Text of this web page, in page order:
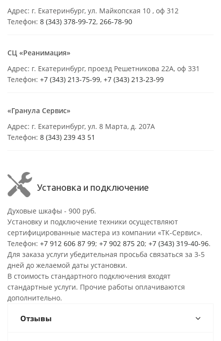
Адрес: г. Екатеринбург, ул. Майкопская 10 , оф 312
Телефон: 8 (343) 378-99-72, 266-78-90
СЦ «Реанимация»
Адрес: г. Екатеринбург, проезд Решетникова 22А, оф 331
Телефон: +7 (343) 213-75-99, +7 (343) 213-23-99
«Гранула Сервис»
Адрес: г. Екатеринбург, ул. 8 Марта, д. 207А
Телефон: 8 (343) 239 43 51
Установка и подключение
Духовые шкафы - 900 руб.
Установку и подключение техники осуществляют
сертифицированные мастера из компании «ТК-Сервис».
Телефон: +7 912 606 87 99; +7 902 875 20; +7 (343) 319-40-96.
Для заказа услуги убедительная просьба связаться за 3-5
дней до желаемой даты установки.
В стоимость стандартного подключения входят
стандартные услуги. Прочие работы оплачиваются
дополнительно.
Отзывы